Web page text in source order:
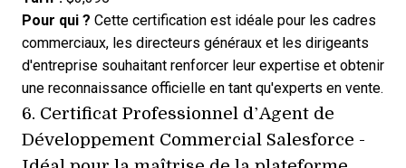
Pour qui ? Cette certification est idéale pour les cadres
commerciaux, les directeurs généraux et les dirigeants
d'entreprise souhaitant renforcer leur expertise et obtenir
une reconnaissance officielle en tant qu'experts en vente.
6. Certificat Professionnel d’Agent de
Développement Commercial Salesforce -